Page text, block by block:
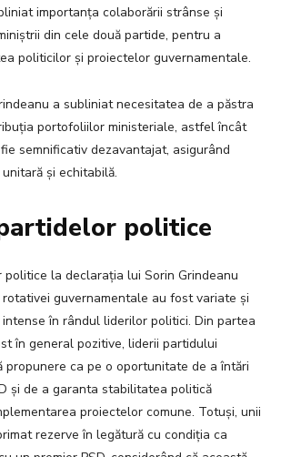
importanța colaborării strânse și
din cele două partide, pentru a
politicilor și proiectelor guvernamentale.
a subliniat necesitatea de a păstra
portofoliilor ministeriale, astfel încât
semnificativ dezavantajat, asigurând
și echitabilă.
politice
la declarația lui Sorin Grindeanu
guvernamentale au fost variate și
în rândul liderilor politici. Din partea
în general pozitive, liderii partidului
propunere ca pe o oportunitate de a întări
și de a garanta stabilitatea politică
proiectelor comune. Totuși, unii
rezerve în legătură cu condiția ca